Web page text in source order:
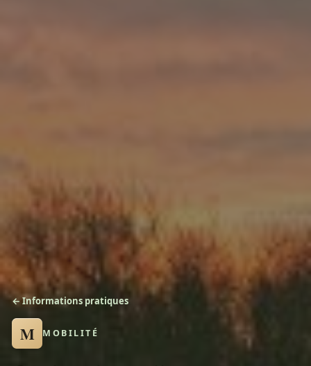
← Informations pratiques
M MOBILITÉ